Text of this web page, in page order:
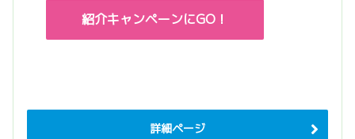
紹介キャンペーンにGO！
詳細ページ